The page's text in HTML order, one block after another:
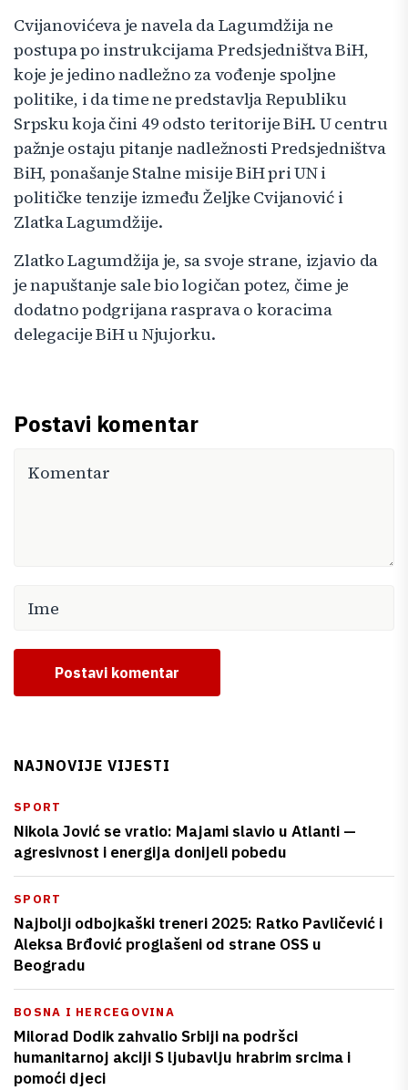
Cvijanovićeva je navela da Lagumdžija ne
postupa po instrukcijama Predsjedništva BiH,
koje je jedino nadležno za vođenje spoljne
politike, i da time ne predstavlja Republiku
Srpsku koja čini 49 odsto teritorije BiH. U centru
pažnje ostaju pitanje nadležnosti Predsjedništva
BiH, ponašanje Stalne misije BiH pri UN i
političke tenzije između Željke Cvijanović i
Zlatka Lagumdžije.
Zlatko Lagumdžija je, sa svoje strane, izjavio da
je napuštanje sale bio logičan potez, čime je
dodatno podgrijana rasprava o koracima
delegacije BiH u Njujorku.
Postavi komentar
Postavi komentar
NAJNOVIJE VIJESTI
SPORT
Nikola Jović se vratio: Majami slavio u Atlanti —
agresivnost i energija donijeli pobedu
SPORT
Najbolji odbojkaški treneri 2025: Ratko Pavličević i
Aleksa Brđović proglašeni od strane OSS u
Beogradu
BOSNA I HERCEGOVINA
Milorad Dodik zahvalio Srbiji na podršci
humanitarnoj akciji S ljubavlju hrabrim srcima i
pomoći djeci